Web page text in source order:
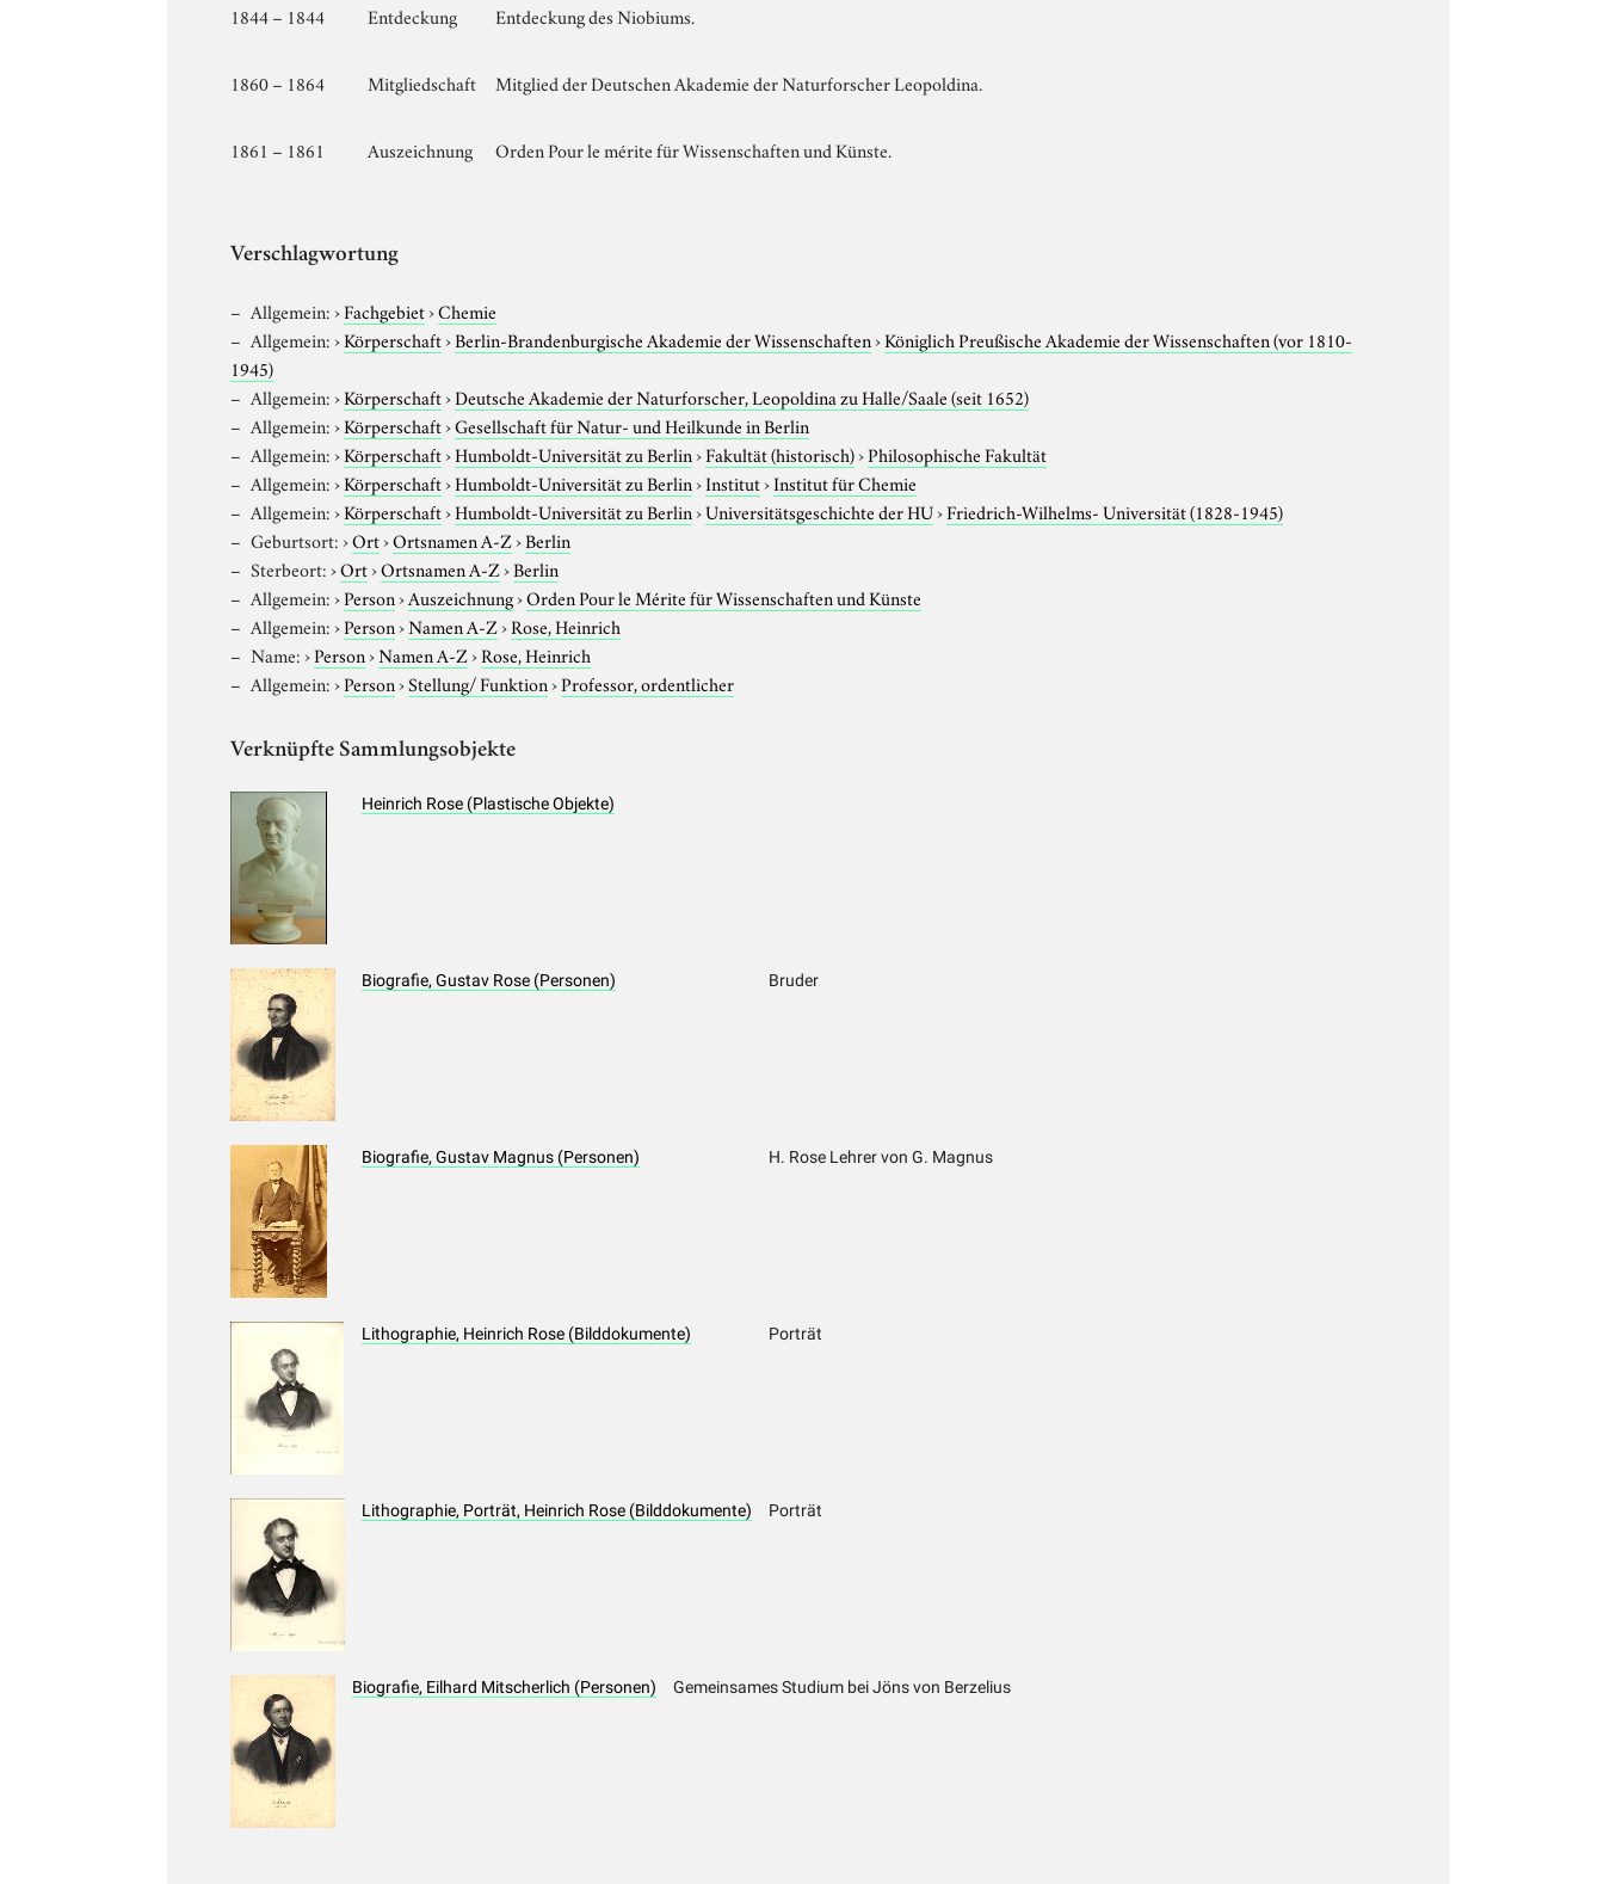
1844 – 1844 Entdeckung Entdeckung des Niobiums.
1860 – 1864 Mitgliedschaft Mitglied der Deutschen Akademie der Naturforscher Leopoldina.
1861 – 1861 Auszeichnung Orden Pour le mérite für Wissenschaften und Künste.
Verschlagwortung
Allgemein:›Fachgebiet›Chemie
Allgemein:›Körperschaft›Berlin-Brandenburgische Akademie der Wissenschaften›Königlich Preußische Akademie der Wissenschaften (vor 1810-
1945)
Allgemein:›Körperschaft›Deutsche Akademie der Naturforscher, Leopoldina zu Halle/Saale (seit 1652)
Allgemein:›Körperschaft›Gesellschaft für Natur- und Heilkunde in Berlin
Allgemein:›Körperschaft›Humboldt-Universität zu Berlin›Fakultät (historisch)›Philosophische Fakultät
Allgemein:›Körperschaft›Humboldt-Universität zu Berlin›Institut›Institut für Chemie
Allgemein:›Körperschaft›Humboldt-Universität zu Berlin›Universitätsgeschichte der HU›Friedrich-Wilhelms- Universität (1828-1945)
Geburtsort:›Ort›Ortsnamen A-Z›Berlin
Sterbeort:›Ort›Ortsnamen A-Z›Berlin
Allgemein:›Person›Auszeichnung›Orden Pour le Mérite für Wissenschaften und Künste
Allgemein:›Person›Namen A-Z›Rose, Heinrich
Name:›Person›Namen A-Z›Rose, Heinrich
Allgemein:›Person›Stellung/ Funktion›Professor, ordentlicher
Verknüpfte Sammlungsobjekte
Heinrich Rose (Plastische Objekte)
Biografie, Gustav Rose (Personen) Bruder
Biografie, Gustav Magnus (Personen) H. Rose Lehrer von G. Magnus
Lithographie, Heinrich Rose (Bilddokumente) Porträt
Lithographie, Porträt, Heinrich Rose (Bilddokumente) Porträt
Biografie, Eilhard Mitscherlich (Personen) Gemeinsames Studium bei Jöns von Berzelius